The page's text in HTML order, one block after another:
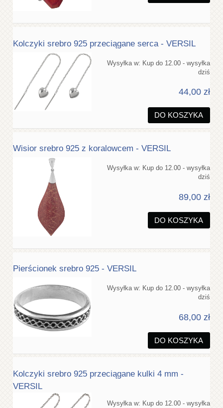
Kolczyki srebro 925 przeciągane serca - VERSIL
Wysyłka w: Kup do 12.00 - wysyłka
dziś
44,00 zł
DO KOSZYKA
Wisior srebro 925 z koralowcem - VERSIL
Wysyłka w: Kup do 12.00 - wysyłka
dziś
89,00 zł
DO KOSZYKA
Pierścionek srebro 925 - VERSIL
Wysyłka w: Kup do 12.00 - wysyłka
dziś
68,00 zł
DO KOSZYKA
Kolczyki srebro 925 przeciągane kulki 4 mm -
VERSIL
Wysyłka w: Kup do 12.00 - wysyłka